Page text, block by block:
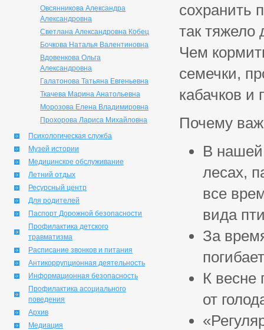
Овсянникова Александра
Александровна
Светлана Александровна Кобец
Бочкова Наталья Валентиновна
Вдовенкова Ольга
Александровна
Галатонова Татьяна Евгеньевна
Ткачева Марина Анатольевна
Морозова Елена Владимировна
Прохорова Лариса Михайловна
Психологическая служба
Музей истории
Медицинское обслуживание
Летний отдых
Ресурсный центр
Для родителей
Паспорт Дорожной безопасности
Профилактика детского
травматизма
Расписание звонков и питания
Антикоррупционная деятельность
Информационная безопасность
Профилактика асоциального
поведения
Архив
Медиация
сохранить
так
Чем
семечки,
кабачков и
Почему
В нашей
лесах,
все
вида
За
К весне
от